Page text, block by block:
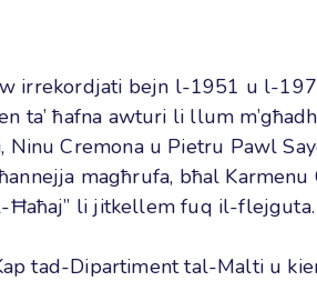
irrekordjati bejn l-1951 u l-
ta’ ħafna awturi li llum
Ninu Cremona u Pietru Pawl
magħrufa, bħal
Ħaħaj” li jitkellem fuq il-flejguta.
tad-Dipartiment tal-Malti u